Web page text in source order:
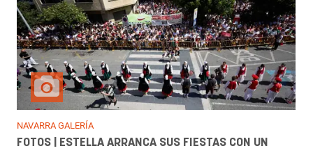
NAVARRA GALERÍA
FOTOS | ESTELLA ARRANCA SUS FIESTAS CON UN